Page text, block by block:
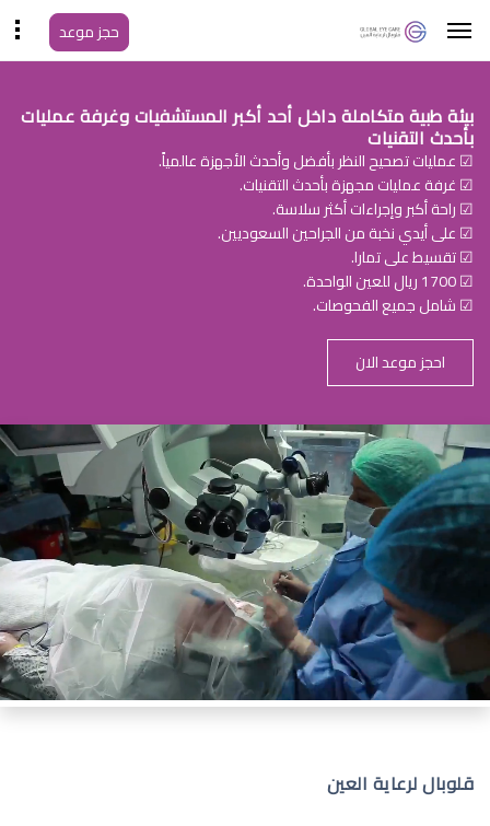
حجز موعد
بيئة طبية متكاملة داخل أحد أكبر المستشفيات وغرفة عمليات
بأحدث التقنيات
☑ عمليات تصحيح النظر بأفضل وأحدث الأجهزة عالمياً.
☑ غرفة عمليات مجهزة بأحدث التقنيات.
☑ راحة أكبر وإجراءات أكثر سلاسة.
☑ على أيدي نخبة من الجراحين السعوديين.
☑ تقسيط على تمارا.
☑ 1700 ريال للعين الواحدة.
☑ شامل جميع الفحوصات.
احجز موعد الان
قلوبال لرعاية العين